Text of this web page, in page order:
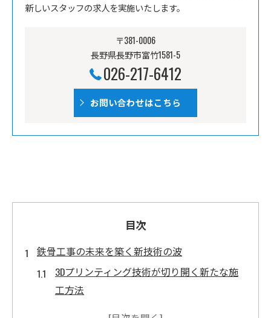
新しいスタッフの求人を実施いたします。
〒381-0006
長野県長野市富竹1581-5
026-217-6412
お問い合わせはこちら
目次
鉄骨工事の未来を築く新技術の波
3Dプリンティング技術が切り開く新たな施
工方法
鉄骨工事におけるロボティクスの可能性